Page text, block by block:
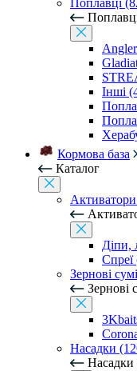
Поплавці
Інші
Кормова база
Каталог
Діпи,
Спреї
Зернові
Зернові
Насадки
Насадки